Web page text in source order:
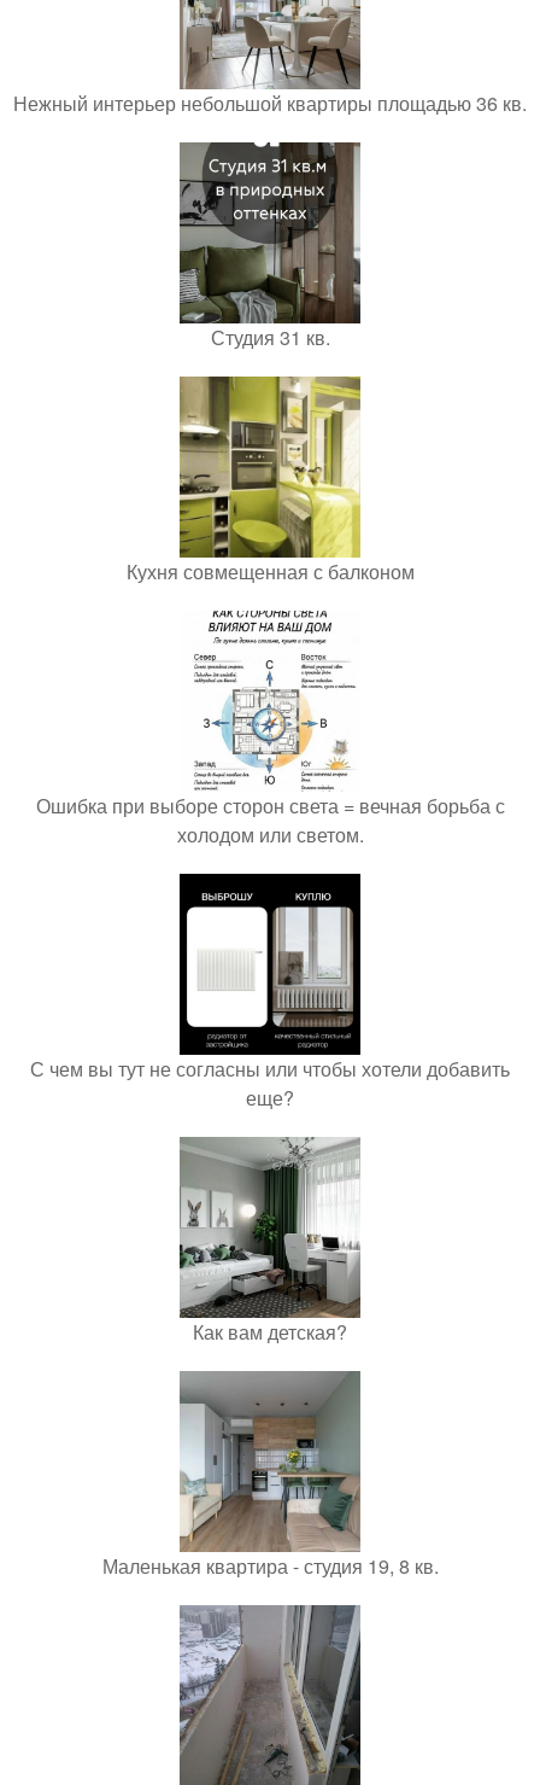
Нежный интерьер небольшой квартиры площадью 36 кв.
Студия 31 кв.
Кухня совмещенная с балконом
Ошибка при выборе сторон света = вечная борьба с
холодом или светом.
С чем вы тут не согласны или чтобы хотели добавить
еще?
Как вам детская?
Маленькая квартира - студия 19, 8 кв.